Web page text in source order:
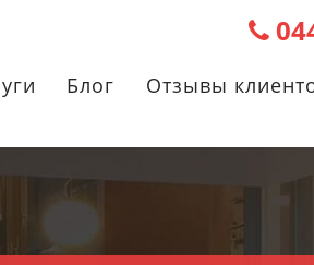
Блог Отзывы